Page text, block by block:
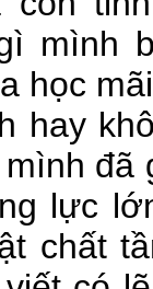
mình
học
hay
đã
lực
chất